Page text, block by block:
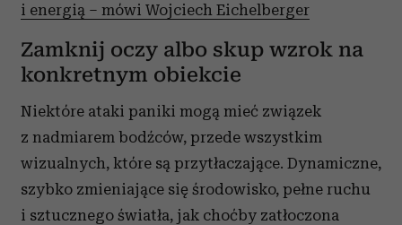
i energią – mówi Wojciech Eichelberger
Zamknij oczy albo skup wzrok na
konkretnym obiekcie
Niektóre ataki paniki mogą mieć związek
z nadmiarem bodźców, przede wszystkim
wizualnych, które są przytłaczające. Dynamiczne,
szybko zmieniające się środowisko, pełne ruchu
i sztucznego światła, jak choćby zatłoczona